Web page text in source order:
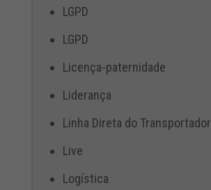
LGPD
LGPD
Licença-paternidade
Liderança
Linha Direta do Transportador
Live
Logística